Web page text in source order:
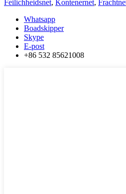
Feilichheidsnet, Kontenernet,
Whatsapp
Boadskipper
Skype
E-post
+86 532 85621008